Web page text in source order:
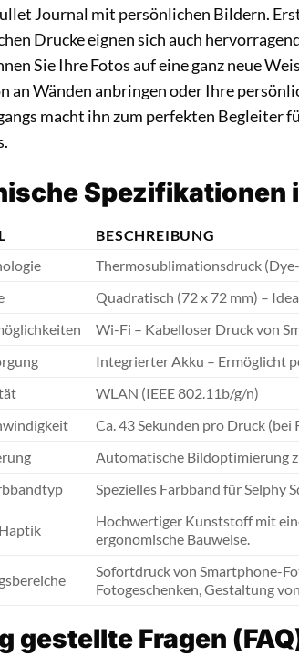
Journal mit persönlichen Bildern.
Drucke eignen sich auch
Sie Ihre Fotos auf eine ganz neue
an Wänden anbringen oder Ihre
macht ihn zum perfekten Begleiter
Spezifikationen
BESCHREIBUNG
Thermosublimationsdruck
Quadratisch (72 x 72 mm) –
Wi-Fi – Kabelloser Druck von
Integrierter Akku – Ermöglicht
WLAN (IEEE 802.11b/g/n)
Ca. 43 Sekunden pro Druck (bei
Automatische Bildoptimierung
Spezielles Farbband für Selphy
Hochwertiger Kunststoff mit
ergonomische Bauweise.
Sofortdruck von Smartphone-
Fotogeschenken, Gestaltung
gestellte Fragen